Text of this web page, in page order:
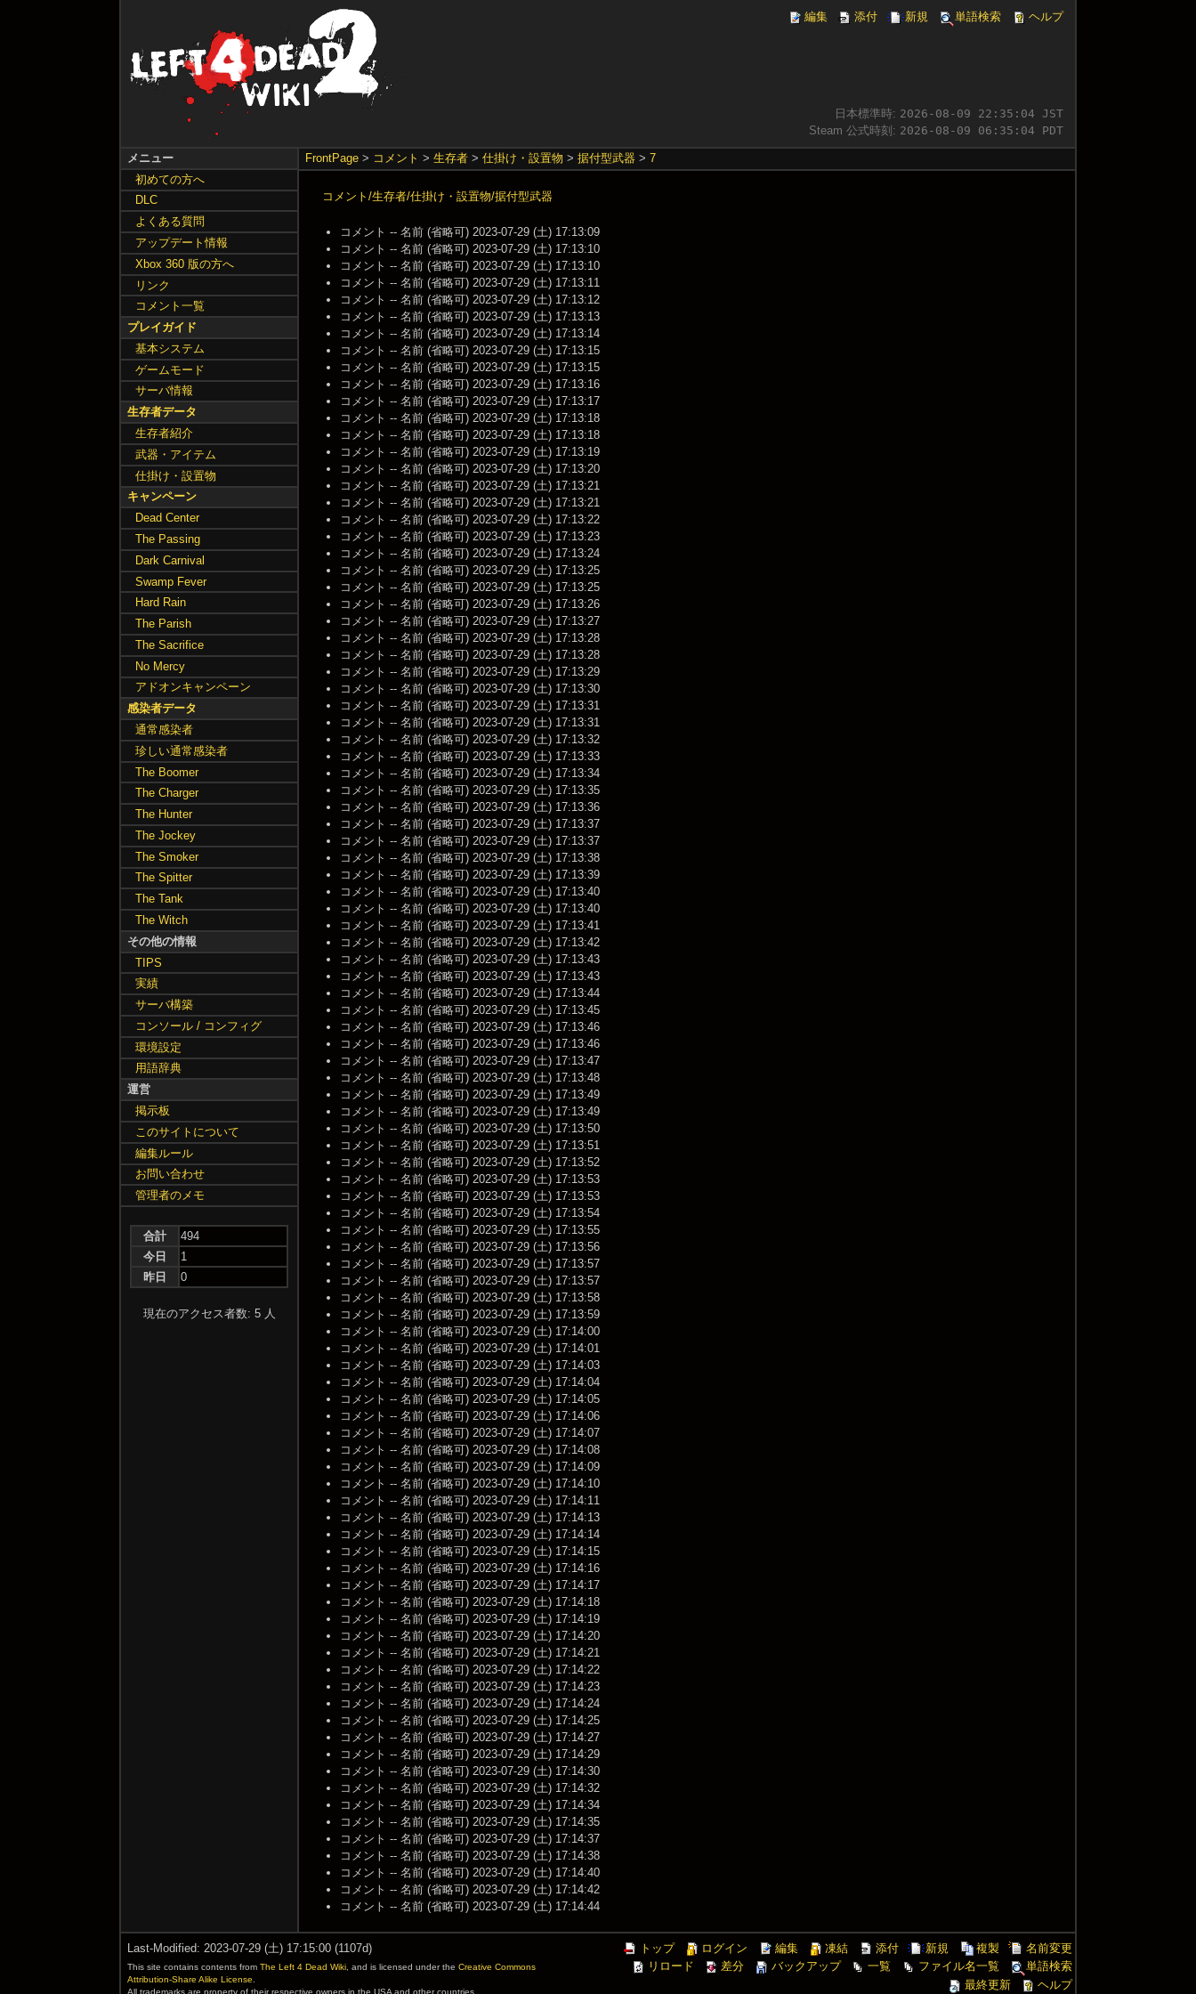
編集 添付 新規 単語検索 ヘルプ
日本標準時: 2026-08-09 22:35:05 JST
Steam 公式時刻: 2026-08-09 06:35:05 PDT
FrontPage> コメント > 生存者> 仕掛け・設置物 > 据付型武器 > 7
コメント/生存者/仕掛け・設置物/据付型武器
コメント -- 名前 (省略可) 2023-07-29 (土) 17:13:09
コメント -- 名前 (省略可) 2023-07-29 (土) 17:13:10
コメント -- 名前 (省略可) 2023-07-29 (土) 17:13:10
コメント -- 名前 (省略可) 2023-07-29 (土) 17:13:11
コメント -- 名前 (省略可) 2023-07-29 (土) 17:13:12
コメント -- 名前 (省略可) 2023-07-29 (土) 17:13:13
コメント -- 名前 (省略可) 2023-07-29 (土) 17:13:14
コメント -- 名前 (省略可) 2023-07-29 (土) 17:13:15
コメント -- 名前 (省略可) 2023-07-29 (土) 17:13:15
コメント -- 名前 (省略可) 2023-07-29 (土) 17:13:16
コメント -- 名前 (省略可) 2023-07-29 (土) 17:13:17
コメント -- 名前 (省略可) 2023-07-29 (土) 17:13:18
コメント -- 名前 (省略可) 2023-07-29 (土) 17:13:18
コメント -- 名前 (省略可) 2023-07-29 (土) 17:13:19
コメント -- 名前 (省略可) 2023-07-29 (土) 17:13:20
コメント -- 名前 (省略可) 2023-07-29 (土) 17:13:21
コメント -- 名前 (省略可) 2023-07-29 (土) 17:13:21
コメント -- 名前 (省略可) 2023-07-29 (土) 17:13:22
コメント -- 名前 (省略可) 2023-07-29 (土) 17:13:23
コメント -- 名前 (省略可) 2023-07-29 (土) 17:13:24
コメント -- 名前 (省略可) 2023-07-29 (土) 17:13:25
コメント -- 名前 (省略可) 2023-07-29 (土) 17:13:25
コメント -- 名前 (省略可) 2023-07-29 (土) 17:13:26
コメント -- 名前 (省略可) 2023-07-29 (土) 17:13:27
コメント -- 名前 (省略可) 2023-07-29 (土) 17:13:28
コメント -- 名前 (省略可) 2023-07-29 (土) 17:13:28
コメント -- 名前 (省略可) 2023-07-29 (土) 17:13:29
コメント -- 名前 (省略可) 2023-07-29 (土) 17:13:30
コメント -- 名前 (省略可) 2023-07-29 (土) 17:13:31
コメント -- 名前 (省略可) 2023-07-29 (土) 17:13:31
コメント -- 名前 (省略可) 2023-07-29 (土) 17:13:32
コメント -- 名前 (省略可) 2023-07-29 (土) 17:13:33
コメント -- 名前 (省略可) 2023-07-29 (土) 17:13:34
コメント -- 名前 (省略可) 2023-07-29 (土) 17:13:35
コメント -- 名前 (省略可) 2023-07-29 (土) 17:13:36
コメント -- 名前 (省略可) 2023-07-29 (土) 17:13:37
コメント -- 名前 (省略可) 2023-07-29 (土) 17:13:37
コメント -- 名前 (省略可) 2023-07-29 (土) 17:13:38
コメント -- 名前 (省略可) 2023-07-29 (土) 17:13:39
コメント -- 名前 (省略可) 2023-07-29 (土) 17:13:40
コメント -- 名前 (省略可) 2023-07-29 (土) 17:13:40
コメント -- 名前 (省略可) 2023-07-29 (土) 17:13:41
コメント -- 名前 (省略可) 2023-07-29 (土) 17:13:42
コメント -- 名前 (省略可) 2023-07-29 (土) 17:13:43
コメント -- 名前 (省略可) 2023-07-29 (土) 17:13:43
コメント -- 名前 (省略可) 2023-07-29 (土) 17:13:44
コメント -- 名前 (省略可) 2023-07-29 (土) 17:13:45
コメント -- 名前 (省略可) 2023-07-29 (土) 17:13:46
コメント -- 名前 (省略可) 2023-07-29 (土) 17:13:46
コメント -- 名前 (省略可) 2023-07-29 (土) 17:13:47
コメント -- 名前 (省略可) 2023-07-29 (土) 17:13:48
コメント -- 名前 (省略可) 2023-07-29 (土) 17:13:49
コメント -- 名前 (省略可) 2023-07-29 (土) 17:13:49
コメント -- 名前 (省略可) 2023-07-29 (土) 17:13:50
コメント -- 名前 (省略可) 2023-07-29 (土) 17:13:51
コメント -- 名前 (省略可) 2023-07-29 (土) 17:13:52
コメント -- 名前 (省略可) 2023-07-29 (土) 17:13:53
コメント -- 名前 (省略可) 2023-07-29 (土) 17:13:53
コメント -- 名前 (省略可) 2023-07-29 (土) 17:13:54
コメント -- 名前 (省略可) 2023-07-29 (土) 17:13:55
コメント -- 名前 (省略可) 2023-07-29 (土) 17:13:56
コメント -- 名前 (省略可) 2023-07-29 (土) 17:13:57
コメント -- 名前 (省略可) 2023-07-29 (土) 17:13:57
コメント -- 名前 (省略可) 2023-07-29 (土) 17:13:58
コメント -- 名前 (省略可) 2023-07-29 (土) 17:13:59
コメント -- 名前 (省略可) 2023-07-29 (土) 17:14:00
コメント -- 名前 (省略可) 2023-07-29 (土) 17:14:01
コメント -- 名前 (省略可) 2023-07-29 (土) 17:14:03
コメント -- 名前 (省略可) 2023-07-29 (土) 17:14:04
コメント -- 名前 (省略可) 2023-07-29 (土) 17:14:05
コメント -- 名前 (省略可) 2023-07-29 (土) 17:14:06
コメント -- 名前 (省略可) 2023-07-29 (土) 17:14:07
コメント -- 名前 (省略可) 2023-07-29 (土) 17:14:08
コメント -- 名前 (省略可) 2023-07-29 (土) 17:14:09
コメント -- 名前 (省略可) 2023-07-29 (土) 17:14:10
コメント -- 名前 (省略可) 2023-07-29 (土) 17:14:11
コメント -- 名前 (省略可) 2023-07-29 (土) 17:14:13
コメント -- 名前 (省略可) 2023-07-29 (土) 17:14:14
コメント -- 名前 (省略可) 2023-07-29 (土) 17:14:15
コメント -- 名前 (省略可) 2023-07-29 (土) 17:14:16
コメント -- 名前 (省略可) 2023-07-29 (土) 17:14:17
コメント -- 名前 (省略可) 2023-07-29 (土) 17:14:18
コメント -- 名前 (省略可) 2023-07-29 (土) 17:14:19
コメント -- 名前 (省略可) 2023-07-29 (土) 17:14:20
コメント -- 名前 (省略可) 2023-07-29 (土) 17:14:21
コメント -- 名前 (省略可) 2023-07-29 (土) 17:14:22
コメント -- 名前 (省略可) 2023-07-29 (土) 17:14:23
コメント -- 名前 (省略可) 2023-07-29 (土) 17:14:24
コメント -- 名前 (省略可) 2023-07-29 (土) 17:14:25
コメント -- 名前 (省略可) 2023-07-29 (土) 17:14:27
コメント -- 名前 (省略可) 2023-07-29 (土) 17:14:29
コメント -- 名前 (省略可) 2023-07-29 (土) 17:14:30
コメント -- 名前 (省略可) 2023-07-29 (土) 17:14:32
コメント -- 名前 (省略可) 2023-07-29 (土) 17:14:34
コメント -- 名前 (省略可) 2023-07-29 (土) 17:14:35
コメント -- 名前 (省略可) 2023-07-29 (土) 17:14:37
コメント -- 名前 (省略可) 2023-07-29 (土) 17:14:38
コメント -- 名前 (省略可) 2023-07-29 (土) 17:14:40
コメント -- 名前 (省略可) 2023-07-29 (土) 17:14:42
コメント -- 名前 (省略可) 2023-07-29 (土) 17:14:44
メニュー
初めての方へ
DLC
よくある質問
アップデート情報
Xbox 360 版の方へ
リンク
コメント一覧
プレイガイド
基本システム
ゲームモード
サーバ情報
生存者データ
生存者紹介
武器・アイテム
仕掛け・設置物
キャンペーン
Dead Center
The Passing
Dark Carnival
Swamp Fever
Hard Rain
The Parish
The Sacrifice
No Mercy
アドオンキャンペーン
感染者データ
通常感染者
珍しい通常感染者
The Boomer
The Charger
The Hunter
The Jockey
The Smoker
The Spitter
The Tank
The Witch
その他の情報
TIPS
実績
サーバ構築
コンソール / コンフィグ
環境設定
用語辞典
運営
掲示板
このサイトについて
編集ルール
お問い合わせ
管理者のメモ
合計
494
今日
1
昨日
0
現在のアクセス者数: 5 人
トップ ログイン 編集 凍結 添付 新規 複製
名前変更
リロード
差分 バックアップ 一覧 ファイル名一覧
単語検索
最終更新
ヘルプ
Last-Modified: 2023-07-29 (土) 17:15:00 (1107d)
This site contains contents from The Left 4 Dead Wiki, and is licensed under the Creative Commons
Attribution-Share Alike License
All trademarks are property of their respective owners in the USA and other countries.